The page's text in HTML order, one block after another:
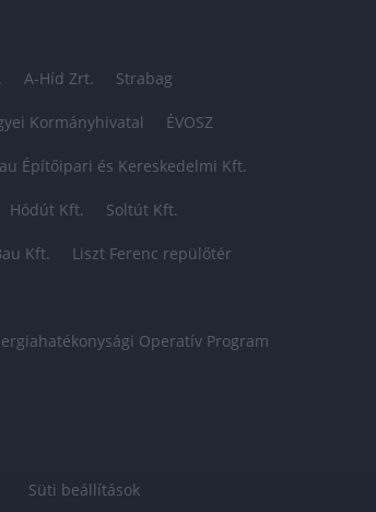
A-Híd Zrt. Strabag
Kormányhivatal ÉVOSZ
Építőipari és Kereskedelmi Kft.
Hódút Kft. Soltút Kft.
Kft. Liszt Ferenc repülőtér
Operatív Program
Süti beállítások